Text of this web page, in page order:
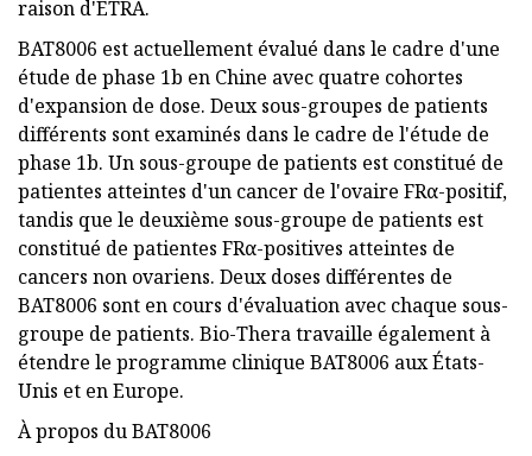
raison d'ETRA.
BAT8006 est actuellement évalué dans le cadre d'une
étude de phase 1b en Chine avec quatre cohortes
d'expansion de dose. Deux sous-groupes de patients
différents sont examinés dans le cadre de l'étude de
phase 1b. Un sous-groupe de patients est constitué de
patientes atteintes d'un cancer de l'ovaire FRα-positif,
tandis que le deuxième sous-groupe de patients est
constitué de patientes FRα-positives atteintes de
cancers non ovariens. Deux doses différentes de
BAT8006 sont en cours d'évaluation avec chaque sous-
groupe de patients. Bio-Thera travaille également à
étendre le programme clinique BAT8006 aux États-
Unis et en Europe.
À propos du BAT8006